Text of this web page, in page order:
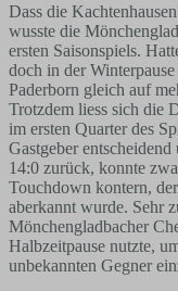
Dass die
wusste die
ersten Saisonspiels.
doch in der
Paderborn gleich auf
Trotzdem liess sich die
im ersten Quarter des
Gastgeber
14:0 zurück, konnte
Touchdown kontern,
aberkannt wurde. Sehr
Mönchengladbacher
Halbzeitpause nutzte,
unbekannten Gegner